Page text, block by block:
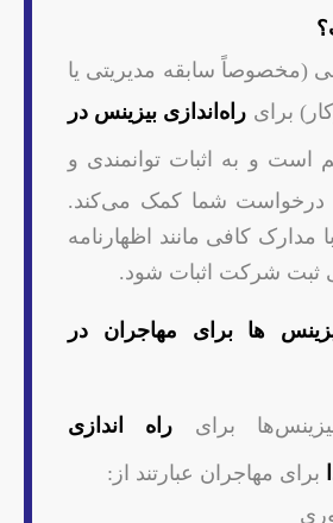
(مخصوصاً سابقه مدیریتی یا
برای راه‌اندازی بیزینس در
است و به اثبات توانمندی و
درخواست شما کمک می‌کند.
مدارک کافی مانند اظهارنامه
ثبت شرکت اثبات شود.
‌ها برای مهاجران در
برای راه اندازی
برای مهاجران عبارتند از: